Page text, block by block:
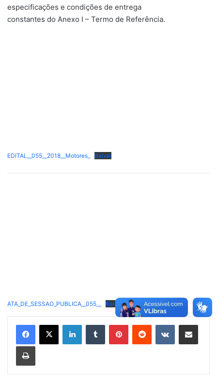
especificações e condições de entrega
constantes do Anexo I – Termo de Referência.
EDITAL__055__2018__Motores_ Baixar
ATA_DE_SESSAO_PUBLICA__055__ Baixar
LinkedinTumblr PinterestReddit VK Compartilhar via e-mail
Imprimir